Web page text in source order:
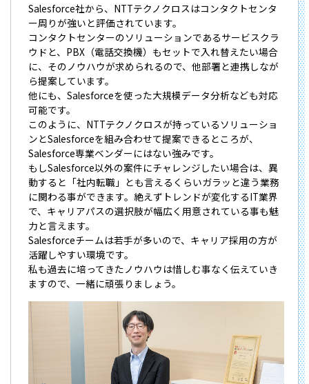
Salesforce社から、NTTテクノクロスはコンタクトセンタ
ー周りが強いと評価されています。
コンタクトセンターのソリューションであるサービスクラ
ウドと、PBX（電話交換機）もセットで入れ替えたい場合
に、そのノウハウが求められるので、他部署と連携しなが
ら提案しています。
他にも、Salesforceを使った大規模データ分析なども対応
可能です。
このように、NTTテクノクロスが持っているソリューショ
ンとSalesforceを組み合わせて提案できるところが、
Salesforce専業ベンダーにはない強みです。
もしSalesforce以外の案件にチャレンジしたい場合は、異
動すると「社内転職」とも言えるくらいガラッと違う業務
に関わる事ができます。絶えずトレンドが変化するIT業界
で、キャリアパスの選択肢が幅広く用意されている事も魅
力と言えます。
Salesforceチームは若手が多いので、キャリア採用の方が
活躍しやすい環境です。
私も過去に培ってきたノウハウは惜しむ事なく伝えていき
ますので、一緒に頑張りましょう。